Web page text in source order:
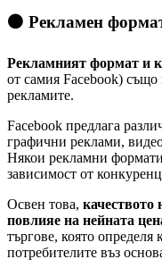
🟠 Рекламен
Рекламният формат и
от самия Facebook) също
рекламите.
Facebook предлага
графични реклами,
Някои рекламни
зависимост от
Освен това,
повлияе на нейната
търгове, която определя
потребителите въз